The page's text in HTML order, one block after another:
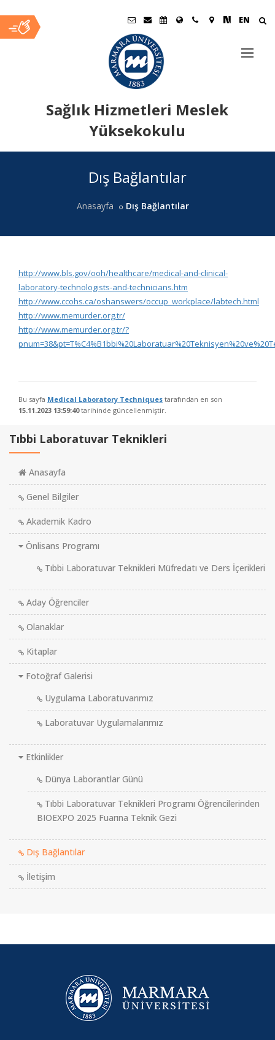
EN
Sağlık Hizmetleri Meslek
Yüksekokulu
Dış Bağlantılar
Anasayfa Dış Bağlantılar
http://www.bls.gov/ooh/healthcare/medical-and-clinical-
laboratory-technologists-and-technicians.htm
http://www.ccohs.ca/oshanswers/occup_workplace/labtech.html
http://www.memurder.org.tr/
http://www.memurder.org.tr/?
Bu sayfa Medical Laboratory Techniques tarafından en son
15.11.2023 13:59:40tarihinde güncellenmiştir.
Tıbbi Laboratuvar Teknikleri
Anasayfa
Genel Bilgiler
Akademik Kadro
Önlisans Programı
Tıbbi Laboratuvar Teknikleri Müfredatı ve Ders İçerikleri
Aday Öğrenciler
Olanaklar
Kitaplar
Fotoğraf Galerisi
Uygulama Laboratuvarımız
Laboratuvar Uygulamalarımız
Etkinlikler
Dünya Laborantlar Günü
Tıbbi Laboratuvar Teknikleri Programı Öğrencilerinden
BIOEXPO 2025 Fuarına Teknik Gezi
Dış Bağlantılar
İletişim